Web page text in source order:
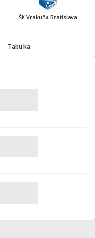
ŠK Vrakuňa Bratislava
Tabuľka